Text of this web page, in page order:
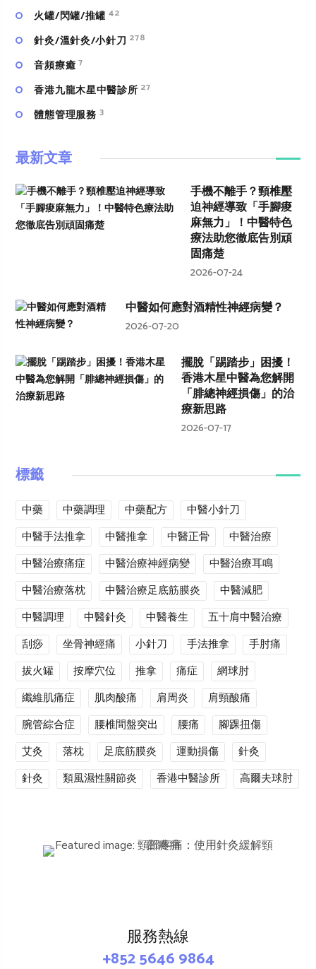
火罐/閃罐/推罐 42
針灸/溫針灸/小針刀 278
⾳頻療癒 7
香港九龍木星中醫診所 27
體態管理服務 3
最新文章
手機不離手？頸椎壓
迫神經導致「手腳痠
麻無力」！中醫特色
療法助您徹底告別頑
固痛楚
2026-07-24
中醫如何應對酒精性神經病變？
2026-07-20
擺脫「踢踏步」困擾！
香港木星中醫為您解開
「腓總神經損傷」的治
療新思路
2026-07-17
標籤
中藥 中藥調理 中藥配方
中醫小針刀
中醫手法推拿
中醫推拿 中醫正骨
中醫治療
中醫治療痛症
中醫治療神經病變
中醫治療耳鳴
中醫治療落枕
中醫治療足底筋膜炎
中醫減肥
中醫調理
中醫針灸 中醫養生
五十肩中醫治療
刮痧
坐骨神經痛 小針刀 手法推拿
手肘痛
拔火罐
按摩穴位 推拿 痛症
網球肘
纖維肌痛症
肌肉酸痛 肩周炎
肩頸酸痛
腕管綜合症
腰椎間盤突出 腰痛
腳踝扭傷
艾灸
落枕 足底筋膜炎 運動損傷
針灸
針灸
類風濕性關節炎 香港中醫診所 高爾夫球肘
服務熱線
+852 5646 9864